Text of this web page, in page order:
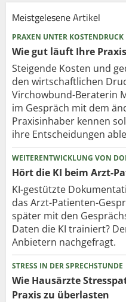
Meistgelesene Artikel
PRAXEN UNTER KOSTENDRUCK
Wie gut läuft Ihre
Steigende Kosten und
den wirtschaftlichen
Virchowbund-Beraterin
im Gespräch mit dem
Praxisinhaber kennen
ihre Entscheidungen
WEITERENTWICKLUNG VON
Hört die KI beim Arzt-
KI-gestützte
das Arzt-Patienten-
später mit den
Daten die KI trainiert?
Anbietern nachgefragt.
STRESS IN DER SPRECHSTUNDE
Wie Hausärzte
Praxis zu überlasten